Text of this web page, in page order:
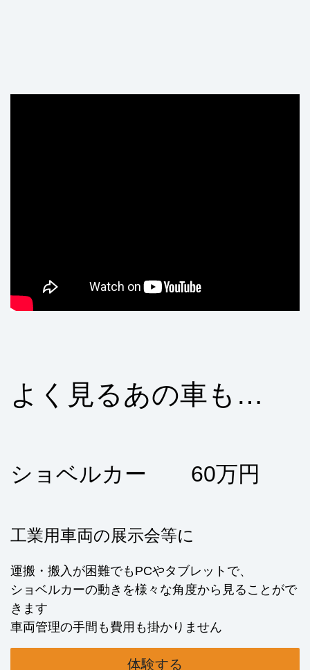
よく見るあの車も…
ショベルカー 60万円
工業用車両の展示会等に
運搬・搬入が困難でもPCやタブレットで、
ショベルカーの動きを様々な角度から見ることがで
きます
車両管理の手間も費用も掛かりません
体験する